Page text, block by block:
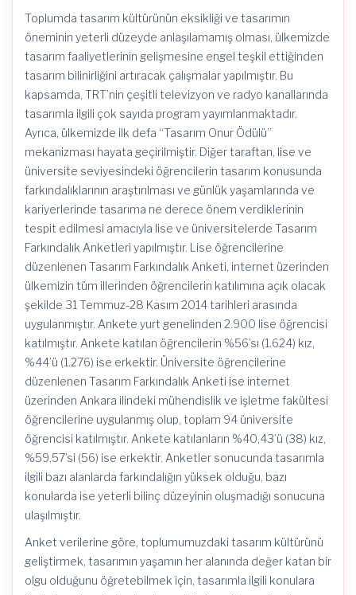
Toplumda tasarım kültürünün eksikliği ve tasarımın
öneminin yeterli düzeyde anlaşılamamış olması, ülkemizde
tasarım faaliyetlerinin gelişmesine engel teşkil ettiğinden
tasarım bilinirliğini artıracak çalışmalar yapılmıştır. Bu
kapsamda, TRT’nin çeşitli televizyon ve radyo kanallarında
tasarımla ilgili çok sayıda program yayımlanmaktadır.
Ayrıca, ülkemizde ilk defa “Tasarım Onur Ödülü”
mekanizması hayata geçirilmiştir. Diğer taraftan, lise ve
üniversite seviyesindeki öğrencilerin tasarım konusunda
farkındalıklarının araştırılması ve günlük yaşamlarında ve
kariyerlerinde tasarıma ne derece önem verdiklerinin
tespit edilmesi amacıyla lise ve üniversitelerde Tasarım
Farkındalık Anketleri yapılmıştır. Lise öğrencilerine
düzenlenen Tasarım Farkındalık Anketi, internet üzerinden
ülkemizin tüm illerinden öğrencilerin katılımına açık olacak
şekilde 31 Temmuz-28 Kasım 2014 tarihleri arasında
uygulanmıştır. Ankete yurt genelinden 2.900 lise öğrencisi
katılmıştır. Ankete katılan öğrencilerin %56’sı (1.624) kız,
%44’ü (1.276) ise erkektir. Üniversite öğrencilerine
düzenlenen Tasarım Farkındalık Anketi ise internet
üzerinden Ankara ilindeki mühendislik ve işletme fakültesi
öğrencilerine uygulanmış olup, toplam 94 üniversite
öğrencisi katılmıştır. Ankete katılanların %40,43’ü (38) kız,
%59,57’si (56) ise erkektir. Anketler sonucunda tasarımla
ilgili bazı alanlarda farkındalığın yüksek olduğu, bazı
konularda ise yeterli bilinç düzeyinin oluşmadığı sonucuna
ulaşılmıştır.
Anket verilerine göre, toplumumuzdaki tasarım kültürünü
geliştirmek, tasarımın yaşamın her alanında değer katan bir
olgu olduğunu öğretebilmek için, tasarımla ilgili konulara